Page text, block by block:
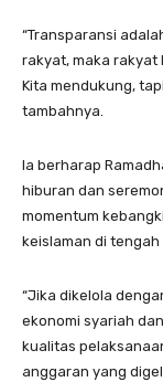
“Transparansi
rakyat, maka
Kita mendukung,
tambahnya.
Ia berharap
hiburan dan
momentum
keislaman di tengah
“Jika dikelola
ekonomi syariah
kualitas
anggaran yang